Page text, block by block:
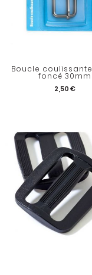
Boucle
foncé 30mm
2,50 €